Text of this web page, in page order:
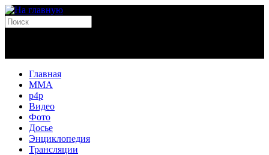
Главная
MMA
p4p
Видео
Фото
Досье
Энциклопедия
Трансляции